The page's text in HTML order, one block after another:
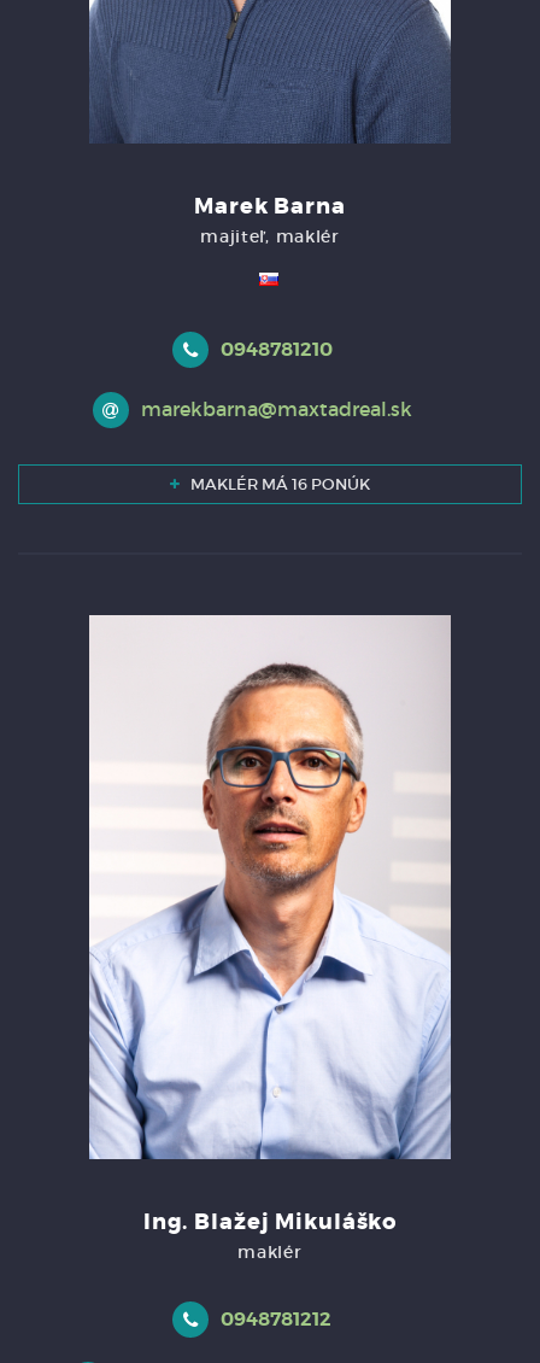
Marek Barna
majiteľ, maklér
0948781210
marekbarna@maxtadreal.sk
MAKLÉR MÁ 16 PONÚK
Ing. Blažej Mikuláško
maklér
0948781212